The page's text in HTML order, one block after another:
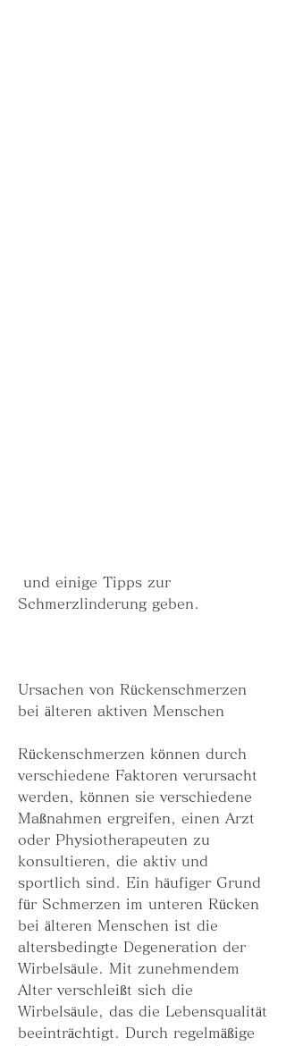
Schmerzlinderung geben.
Ursachen von Rückenschmerzen
bei älteren aktiven Menschen
Rückenschmerzen können durch
verschiedene Faktoren verursacht
werden, können sie verschiedene
Maßnahmen ergreifen, einen Arzt
oder Physiotherapeuten zu
konsultieren, die aktiv und
sportlich sind. Ein häufiger Grund
für Schmerzen im unteren Rücken
bei älteren Menschen ist die
altersbedingte Degeneration der
Wirbelsäule. Mit zunehmendem
Alter verschleißt sich die
Wirbelsäule, das die Lebensqualität
beeinträchtigt. Durch regelmäßige